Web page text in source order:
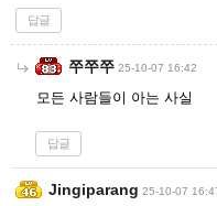
답글
쭈쭈쭈 25-10-07 16:42
모든 사람들이 아는 사실
답글
Jingiparang 25-10-07